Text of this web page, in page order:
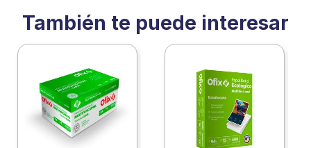
También te puede interesar